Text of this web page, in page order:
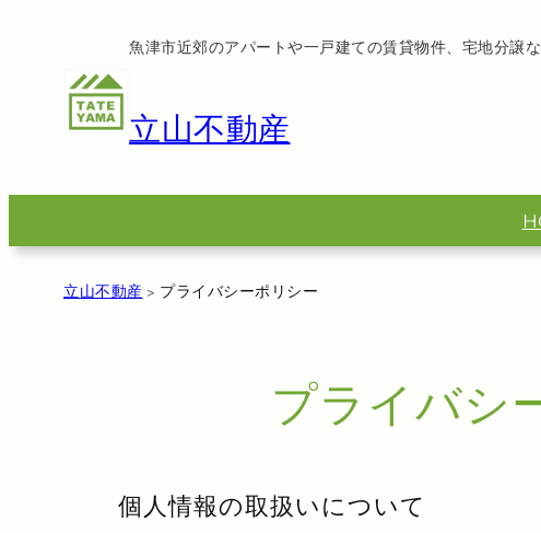
プ
魚津市近郊のアパートや一戸建ての賃貸物件、宅地分譲
立山不動産
立山不動産 > プライバシーポリシー
プライバシ
個人情報の取扱いについて